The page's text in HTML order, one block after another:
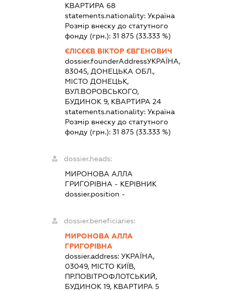
КВАРТИРА 68
statements.nationality: Україна
Розмір внеску до статутного
фонду (грн.): 31 875(33.333 %)
ЄЛІСЄЄВ ВІКТОР ЄВГЕНОВИЧ
dossier.founderAddressУКРАЇНА,
83045, ДОНЕЦЬКА ОБЛ.,
МІСТО ДОНЕЦЬК,
ВУЛ.ВОРОВСЬКОГО,
БУДИНОК 9, КВАРТИРА 24
statements.nationality: Україна
Розмір внеску до статутного
фонду (грн.): 31 875(33.333 %)
dossier.heads:
МИРОНОВА АЛЛА
ГРИГОРІВНА - КЕРІВНИК
dossier.position -
dossier.beneficiaries:
МИРОНОВА АЛЛА
ГРИГОРІВНА
dossier.address: УКРАЇНА,
03049, МІСТО КИЇВ,
ПР.ПОВІТРОФЛОТСЬКИЙ,
БУДИНОК 19, КВАРТИРА 5